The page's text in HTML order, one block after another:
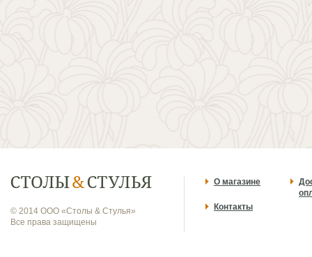
© 2014 ООО «Столы & Стулья»
Все права защищены
О магазине
Контакты